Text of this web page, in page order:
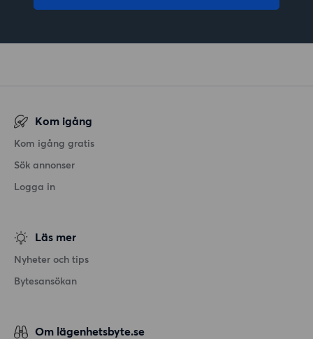
Kom igång
Kom igång gratis
Sök annonser
Logga in
Läs mer
Nyheter och tips
Bytesansökan
Om lägenhetsbyte.se